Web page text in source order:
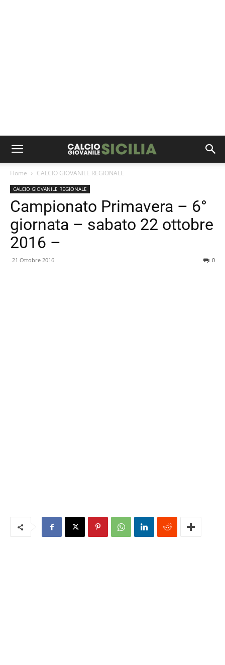
Home CALCIO GIOVANILE REGIONALE
CALCIO GIOVANILE REGIONALE
Campionato Primavera – 6°
giornata – sabato 22 ottobre
2016 –
21 Ottobre 2016 0